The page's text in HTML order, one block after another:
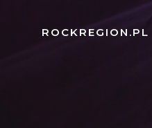
ROCKREGION.PL